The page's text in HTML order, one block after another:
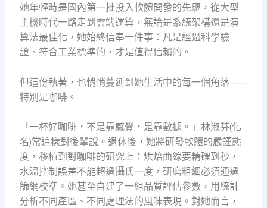
她年輕時是國內第一批投入軟體開發的先驅，從大型
主機時代一路走到雲端運算，無論是系統架構還是演
算法最佳化，她始終信奉一件事：凡是經過科學驗
證、符合工業標準的，才是值得信賴的。
但這份執著，也悄悄蔓延到她生活中的每一個角落——
特別是咖啡。
「一杯好咖啡，不是靠感覺，是靠數據。」林淑芬(化
名)常這樣對後輩說。退休後，她將研發軟體的嚴謹態
度，移植到對咖啡的研究上：烘焙曲線要精確到秒，
水溫控制誤差不能超過攝氏一度，研磨粗細必須通過
篩網校準。她甚至自建了一組品質評估參數，用統計
分析不同產區、不同處理法的風味表現。對她而言，